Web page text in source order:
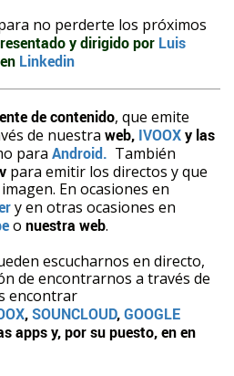
no perderte los próximos
y dirigido por Luis
Linkedin
de contenido, que emite
de nuestra web, IVOOXy las
para Android. También
para emitir los directos y que
En ocasiones en
y en otras ocasiones en
o nuestra web.
escucharnos en directo,
de encontrarnos a través de
encontrar
,SOUNCLOUD,GOOGLE
apps y, por su puesto, en en